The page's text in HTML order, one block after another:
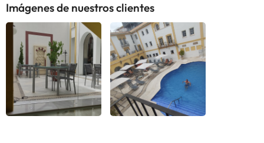
Imágenes de nuestros clientes